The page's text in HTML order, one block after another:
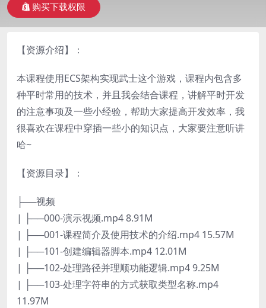
购买下载权限
【资源介绍】：
本课程使用ECS架构实现武士这个游戏，课程内包含多
种平时常用的技术，并且我会结合课程，讲解平时开发
的注意事项及一些小经验，帮助大家提高开发效率，我
很喜欢在课程中穿插一些小的知识点，大家要注意听讲
哈~
【资源目录】：
├──视频
| ├──000-演示视频.mp4 8.91M
| ├──001-课程简介及使用技术的介绍.mp4 15.57M
| ├──101-创建编辑器脚本.mp4 12.01M
| ├──102-处理路径并理顺功能逻辑.mp4 9.25M
| ├──103-处理字符串的方式获取类型名称.mp4
11.97M